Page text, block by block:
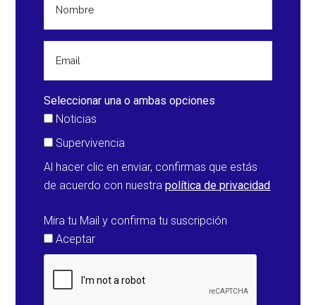
Seleccionar una o ambas opciones
Noticias
Supervivencia
Al hacer clic en enviar, confirmas que estás
de acuerdo con nuestrapolítica de privacidad
Mira tu Mail y confirma tu suscripción
Aceptar